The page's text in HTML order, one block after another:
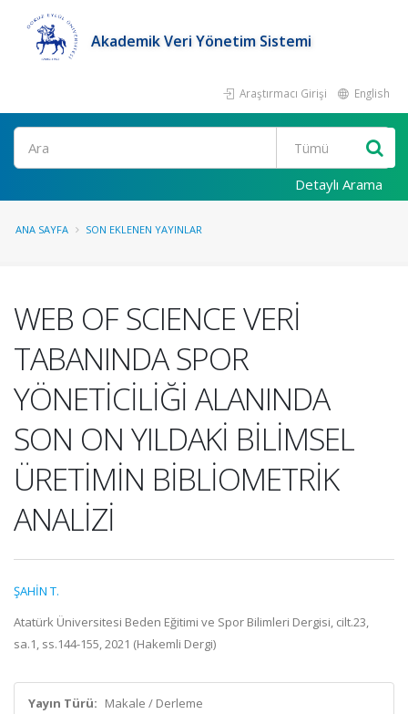
Akademik Veri Yönetim Sistemi
Araştırmacı Girişi English
Ara
Detaylı Arama
ANA SAYFA SON EKLENEN YAYINLAR
WEB OF SCIENCE VERİ
TABANINDA SPOR
YÖNETİCİLİĞİ ALANINDA
SON ON YILDAKİ BİLİMSEL
ÜRETİMİN BİBLİOMETRİK
ANALİZİ
ŞAHİN T.
Atatürk Üniversitesi Beden Eğitimi ve Spor Bilimleri Dergisi, cilt.23,
sa.1, ss.144-155, 2021 (Hakemli Dergi)
Yayın Türü: Makale / Derleme